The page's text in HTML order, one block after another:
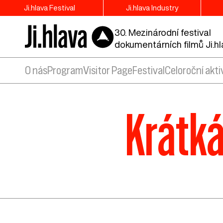
Ji.hlava Festival Ji.hlava Industry
30. Mezinárodní festival
dokumentárních filmů
O násProgramVisitor PageFestival Celoroční